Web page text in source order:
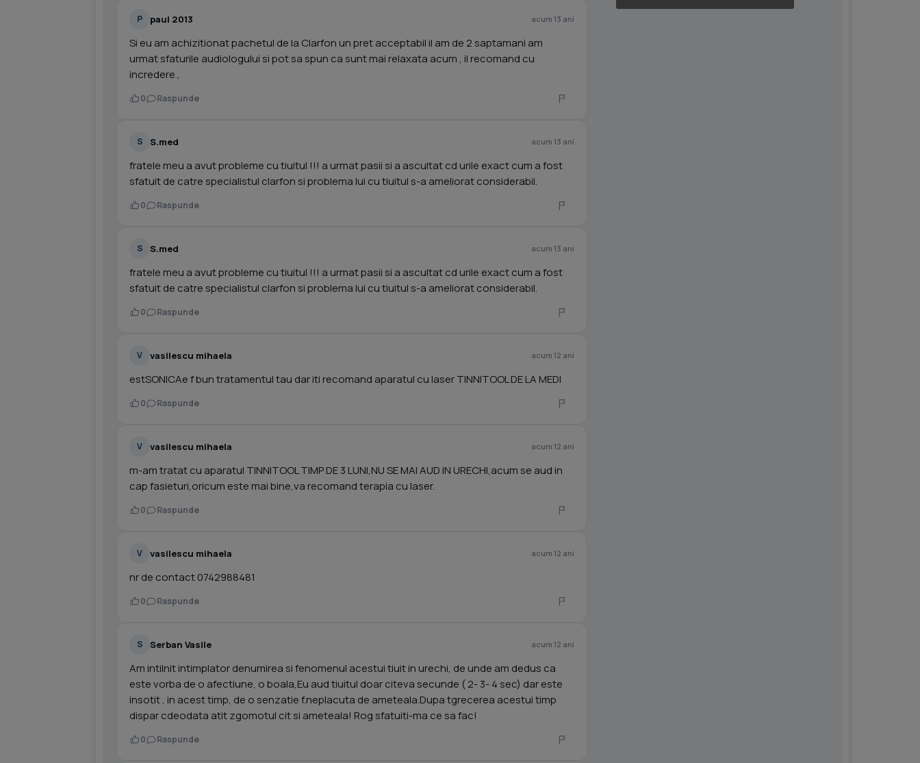
P paul 2013 acum 13 ani
Si eu am achizitionat pachetul de la Clarfon un pret acceptabil il am de 2 saptamani am
urmat sfaturile audiologului si pot sa spun ca sunt mai relaxata acum , il recomand cu
incredere.,
0 Raspunde
S S.med acum 13 ani
fratele meu a avut probleme cu tiuitul !!! a urmat pasii si a ascultat cd urile exact cum a fost
sfatuit de catre specialistul clarfon si problema lui cu tiuitul s-a ameliorat considerabil.
0 Raspunde
S S.med acum 13 ani
fratele meu a avut probleme cu tiuitul !!! a urmat pasii si a ascultat cd urile exact cum a fost
sfatuit de catre specialistul clarfon si problema lui cu tiuitul s-a ameliorat considerabil.
0 Raspunde
V vasilescu mihaela acum 12 ani
estSONICAe f bun tratamentul tau dar iti recomand aparatul cu laser TINNITOOL DE LA MEDI
0 Raspunde
V vasilescu mihaela acum 12 ani
m-am tratat cu aparatul TINNITOOL TIMP DE 3 LUNI,NU SE MAI AUD IN URECHI,acum se aud in
cap fasieturi,oricum este mai bine,va recomand terapia cu laser.
0 Raspunde
V vasilescu mihaela acum 12 ani
nr de contact 0742988481
0 Raspunde
S Serban Vasile acum 12 ani
Am intilnit intimplator denumirea si fenomenul acestui tiuit in urechi, de unde am dedus ca
este vorba de o afectiune, o boala,Eu aud tiuitul doar citeva secunde ( 2- 3- 4 sec) dar este
insotit , in acest timp, de o senzatie f.neplacuta de ameteala.Dupa tgrecerea acestui timp
dispar cdeodata atit zgomotul cit si ameteala! Rog sfatuiti-ma ce sa fac!
0 Raspunde